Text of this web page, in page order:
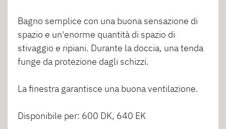
Bagno semplice con una buona sensazione di
spazio e un'enorme quantità di spazio di
stivaggio e ripiani. Durante la doccia, una tenda
funge da protezione dagli schizzi.
La finestra garantisce una buona ventilazione.
Disponibile per: 600 DK, 640 EK